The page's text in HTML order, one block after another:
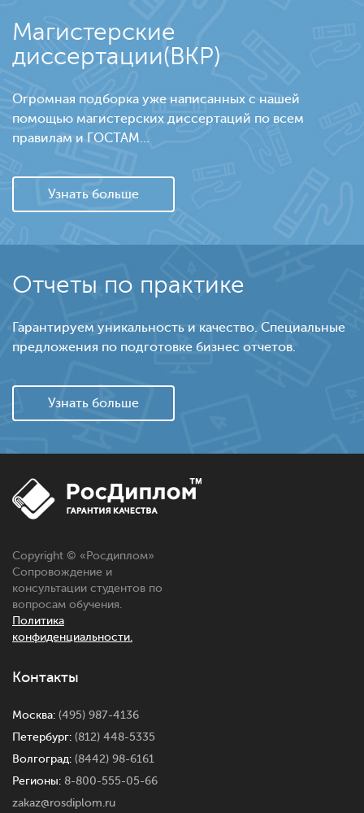
Магистерские
диссертации(ВКР)
Огромная подборка уже написанных с нашей
помощью магистерских диссертаций по всем
правилам и ГОСТАМ...
Узнать больше
Отчеты по практике
Гарантируем уникальность и качество. Специальные
предложения по подготовке бизнес отчетов.
Узнать больше
Copyright © « Росдиплом»
Сопровождение и
консультации студентов по
вопросам обучения.
Политика
конфиденциальности.
Контакты
Москва: (495) 987-4136
Петербург: (812) 448-5335
Волгоград: (8442) 98-6161
Регионы: 8-800-555-05-66
zakaz@rosdiplom.ru